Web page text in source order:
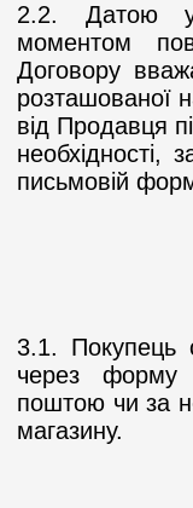
2.2. Датою
моментом
Договору
розташованої
від Продавця
письмовій
3.1. Покупець
через форму
поштою чи за
магазину.